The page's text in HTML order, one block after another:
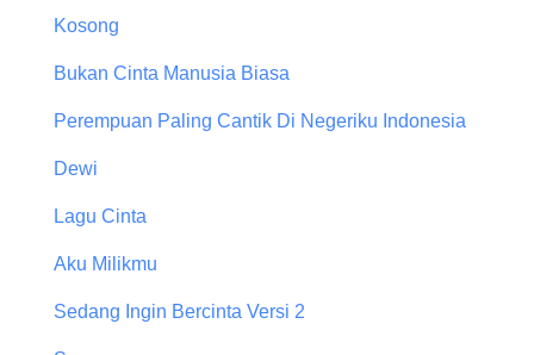
Kosong
Bukan Cinta Manusia Biasa
Perempuan Paling Cantik Di Negeriku Indonesia
Dewi
Lagu Cinta
Aku Milikmu
Sedang Ingin Bercinta Versi 2